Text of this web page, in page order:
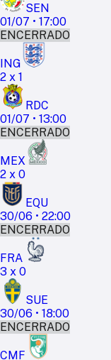
SEN
01/07 • 17:00
ENCERRADO
ING
2 x 1
RDC
01/07 • 13:00
ENCERRADO
MEX
2 x 0
EQU
30/06 • 22:00
ENCERRADO
FRA
3 x 0
SUE
30/06 • 18:00
ENCERRADO
CMF